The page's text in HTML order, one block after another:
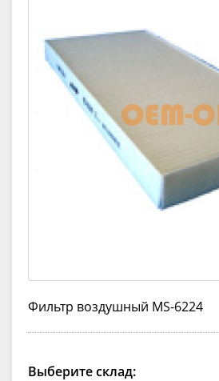
Фильтр воздушный MS-6224
Выберите склад: